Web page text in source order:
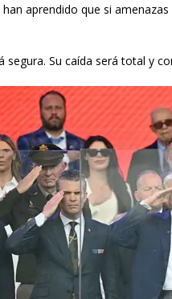
han aprendido que si
segura. Su caída será total y